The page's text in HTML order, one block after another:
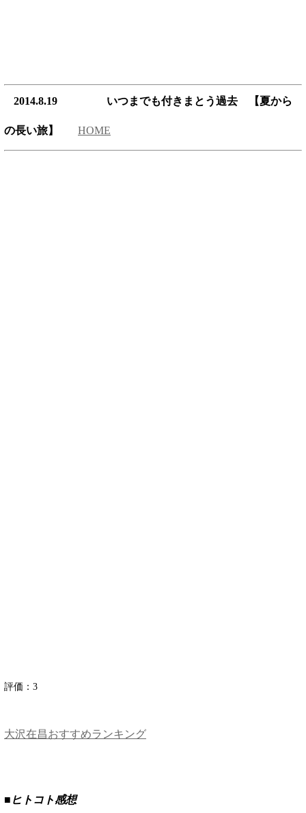
2014.8.19 いつまでも付きまとう過去 【夏から
の長い旅】 HOME
評価： 3
大沢在昌おすすめランキング
■ヒトコト感想